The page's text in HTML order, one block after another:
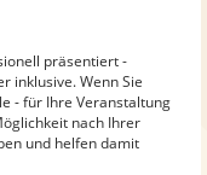
präsentiert -
inklusive. Wenn Sie
- für Ihre Veranstaltung
nach Ihrer
und helfen damit